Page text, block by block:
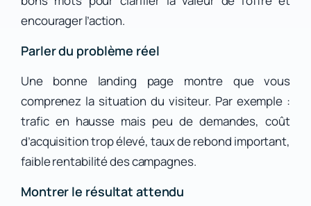
encourager l’action.
Parler du problème réel
Une bonne landing page montre que vous
comprenez la situation du visiteur. Par exemple :
trafic en hausse mais peu de demandes, coût
d’acquisition trop élevé, taux de rebond important,
faible rentabilité des campagnes.
Montrer le résultat attendu